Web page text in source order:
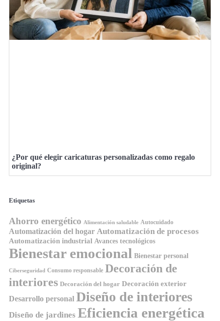
¿Por qué elegir caricaturas personalizadas como regalo
original?
Etiquetas
Ahorro energético Alimentación saludable Autocuidado
Automatización del hogar Automatización de procesos
Automatización industrial Avances tecnológicos
Bienestar emocional Bienestar personal
Ciberseguridad Consumo responsable Decoración de
interiores Decoración del hogar Decoración exterior
Desarrollo personal Diseño de interiores
Diseño de jardines Eficiencia energética